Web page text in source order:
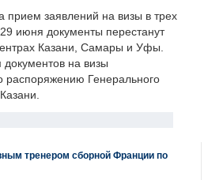
прием заявлений на визы в трех
июня документы перестанут
Казани, Самары и Уфы.
на визы
распоряжению Генерального
тренером сборной Франции по